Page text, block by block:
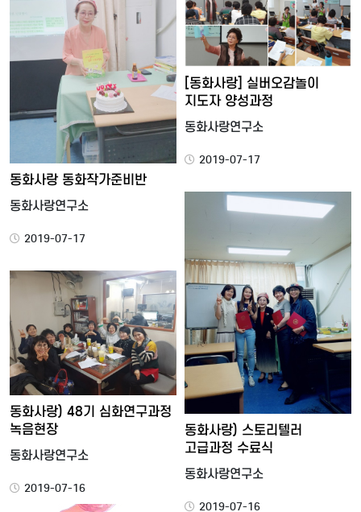
[동화사랑] 실버오감놀이
지도자 양성과정
동화사랑연구소
2019-07-17
동화사랑 동화작가준비반
동화사랑연구소
2019-07-17
동화사랑) 스토리텔러
고급과정 수료식
동화사랑연구소
2019-07-16
동화사랑) 48기 심화연구과정
녹음현장
동화사랑연구소
2019-07-16